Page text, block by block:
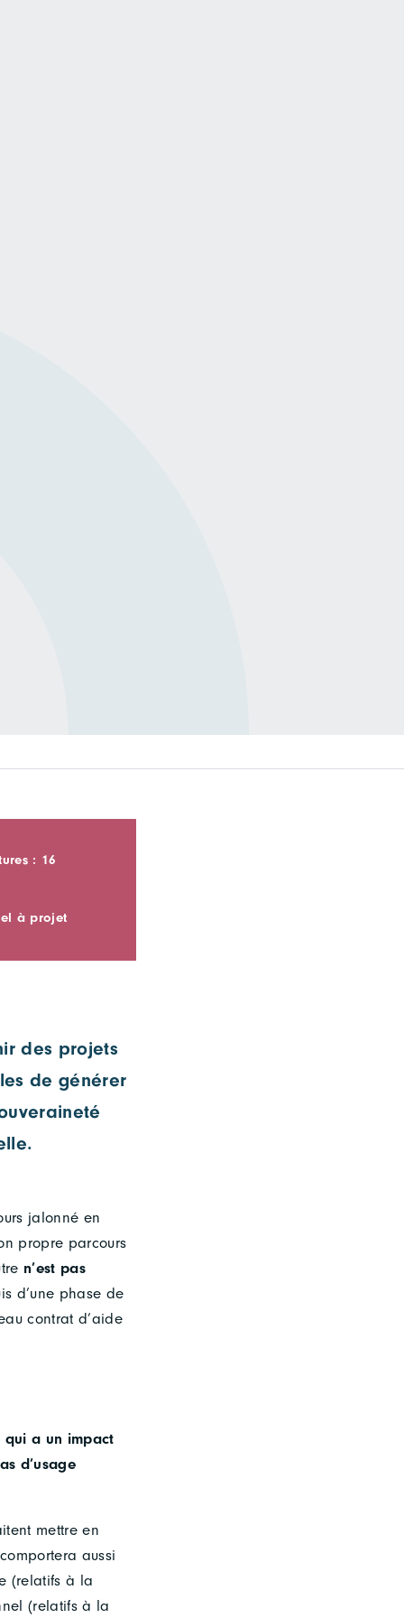
: 16
à projet
des projets
de générer
jalonné en
propre parcours
n’est pas
d’une phase de
contrat d’aide
a un impact
d’usage
mettre en
aussi
(relatifs à la
(relatifs à la